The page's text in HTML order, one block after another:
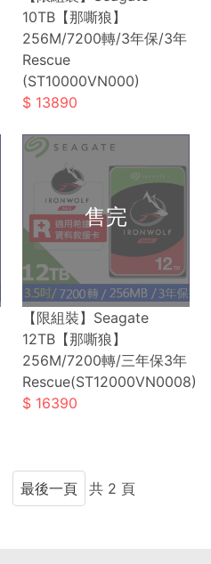
10TB【那嘶狼】
256M/7200轉/3年保/3年
Rescue
(ST10000VN000)
13890
【限組裝】Seagate
12TB【那嘶狼】
256M/7200轉/三年保3年
Rescue(ST12000VN0008)
16390
最後一頁 共 2 頁